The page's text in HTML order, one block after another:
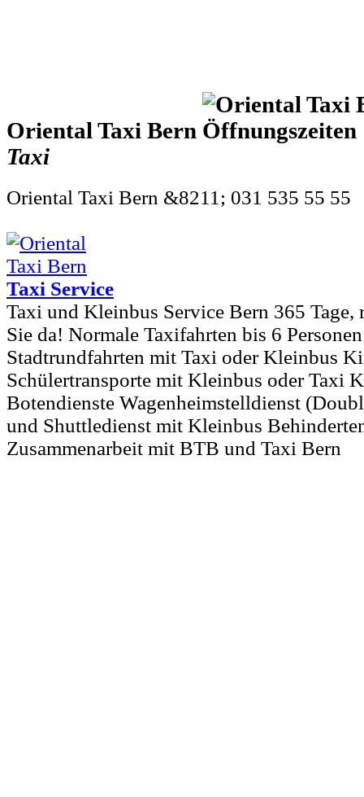
Oriental Taxi Bern
Taxi
Oriental Taxi Bern &8211; 031 535 55 55
Taxi Service
Taxi und Kleinbus Service Bern 365
Sie da! Normale Taxifahrten bis 6
Stadtrundfahrten mit Taxi oder Kleinbus
Schülertransporte mit Kleinbus oder Taxi
Botendienste Wagenheimstelldienst
und Shuttledienst mit Kleinbus
Zusammenarbeit mit BTB und Taxi Bern